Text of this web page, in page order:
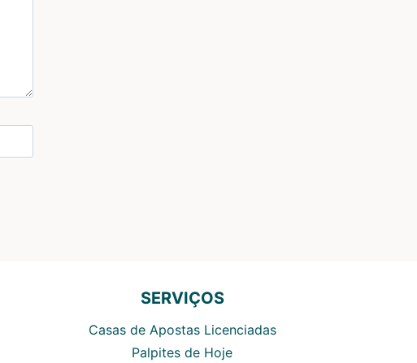
SERVIÇOS
Casas de Apostas Licenciadas
Palpites de Hoje